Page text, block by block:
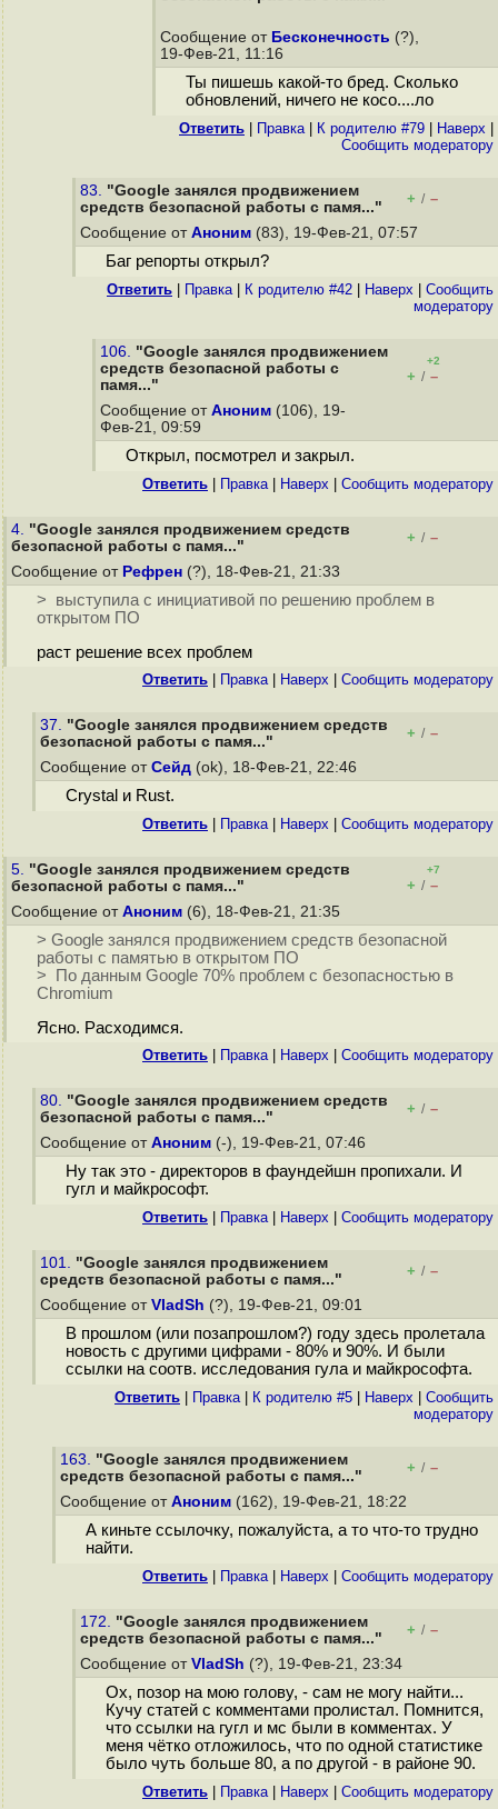
Сообщение от Бесконечность (?),
19-Фев-21, 11:16
Ты пишешь какой-то бред. Сколько
обновлений, ничего не косо....ло
Ответить Правка| К родителю #79 Наверх
Cообщить модератору
83. "Google занялся продвижением
средств безопасной работы с памя..."
+ / –
Сообщение от Аноним (83), 19-Фев-21, 07:57
Баг репорты открыл?
Ответить Правка| К родителю #42 Наверх
Cообщить
модератору
106. "Google занялся продвижением
средств безопасной работы с
памя..."
+2
+ / –
Сообщение от Аноним (106), 19-
Фев-21, 09:59
Открыл, посмотрел и закрыл.
Ответить Правка| Наверх Cообщить модератору
4. "Google занялся продвижением средств
безопасной работы с памя..."
+ / –
Сообщение от Рефрен (?), 18-Фев-21, 21:33
> выступила с инициативой по решению проблем в
открытом ПО
раст решение всех проблем
Ответить Правка| Наверх Cообщить модератору
37. "Google занялся продвижением средств
безопасной работы с памя..."
+ / –
Сообщение от Сейд (ok), 18-Фев-21, 22:46
Crystal и Rust.
Ответить Правка| Наверх Cообщить модератору
5. "Google занялся продвижением средств
безопасной работы с памя..."
+7
+ / –
Сообщение от Аноним (6), 18-Фев-21, 21:35
> Google занялся продвижением средств безопасной
работы с памятью в открытом ПО
> По данным Google 70% проблем с безопасностью в
Chromium
Ясно. Расходимся.
Ответить Правка| Наверх Cообщить модератору
80. "Google занялся продвижением средств
безопасной работы с памя..."
+ / –
Сообщение от Аноним (-), 19-Фев-21, 07:46
Ну так это - директоров в фаундейшн пропихали. И
гугл и майкрософт.
Ответить Правка| Наверх Cообщить модератору
101. "Google занялся продвижением
средств безопасной работы с памя..."
+ / –
Сообщение от VladSh (?), 19-Фев-21, 09:01
В прошлом (или позапрошлом?) году здесь пролетала
новость с другими цифрами - 80% и 90%. И были
ссылки на соотв. исследования гула и майкрософта.
Ответить Правка| К родителю #5 Наверх
Cообщить
модератору
163. "Google занялся продвижением
средств безопасной работы с памя..."
+ / –
Сообщение от Аноним (162), 19-Фев-21, 18:22
А киньте ссылочку, пожалуйста, а то что-то трудно
найти.
Ответить Правка| Наверх Cообщить модератору
172. "Google занялся продвижением
средств безопасной работы с памя..."
+ / –
Сообщение от VladSh (?), 19-Фев-21, 23:34
Ох, позор на мою голову, - сам не могу найти...
Кучу статей с комментами пролистал. Помнится,
что ссылки на гугл и мс были в комментах. У
меня чётко отложилось, что по одной статистике
было чуть больше 80, а по другой - в районе 90.
Ответить Правка| Наверх Cообщить модератору